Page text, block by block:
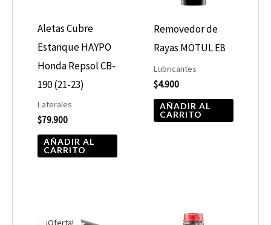
Aletas Cubre
Estanque HAYPO
Honda Repsol CB-
190 (21-23)
Laterales
$79.900
AÑADIR AL
CARRITO
Removedor de
Rayas MOTUL E8
Lubricantes
$4.900
AÑADIR AL
CARRITO
¡Oferta!
precio